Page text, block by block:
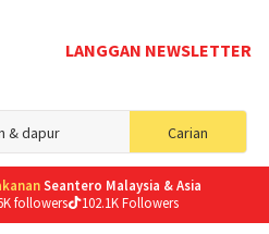
LANGGAN NEWSLETTER
Carian
for:
Seantero Malaysia & Asia
followers 102.1K Followers